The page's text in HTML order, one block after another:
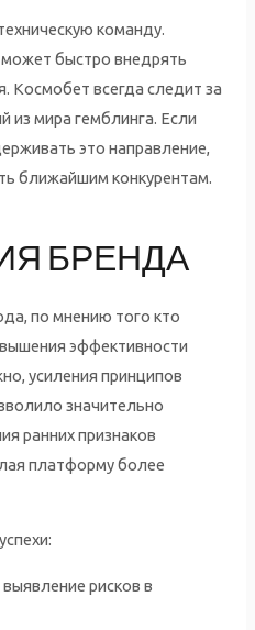
команду.
быстро внедрять
Космобет всегда следит за
из мира гемблинга. Если
это направление,
ближайшим конкурентам.
БРЕНДА
по мнению того кто
эффективности
усиления принципов
значительно
ранних признаков
платформу более
рисков в